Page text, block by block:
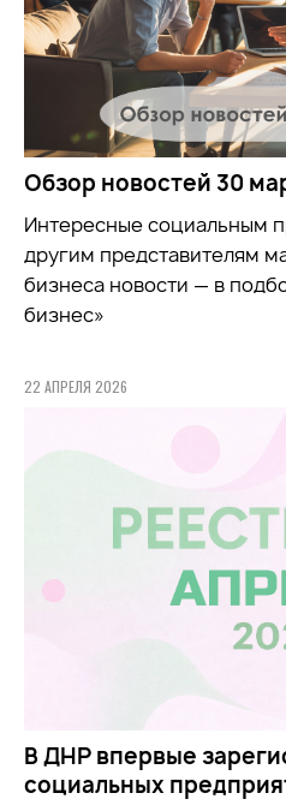
Обзор новостей 30
Интересные социальным
другим представителям
бизнеса новости — в
бизнес»
22 АПРЕЛЯ 2026
В ДНР впервые
социальных